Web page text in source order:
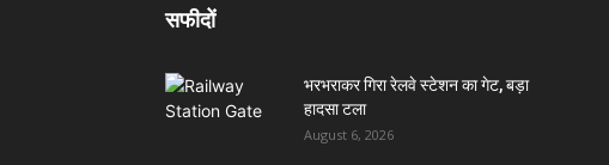
सफीदों
भरभराकर गिरा रेलवे स्टेशन का गेट, बड़ा
हादसा टला
August 6, 2026